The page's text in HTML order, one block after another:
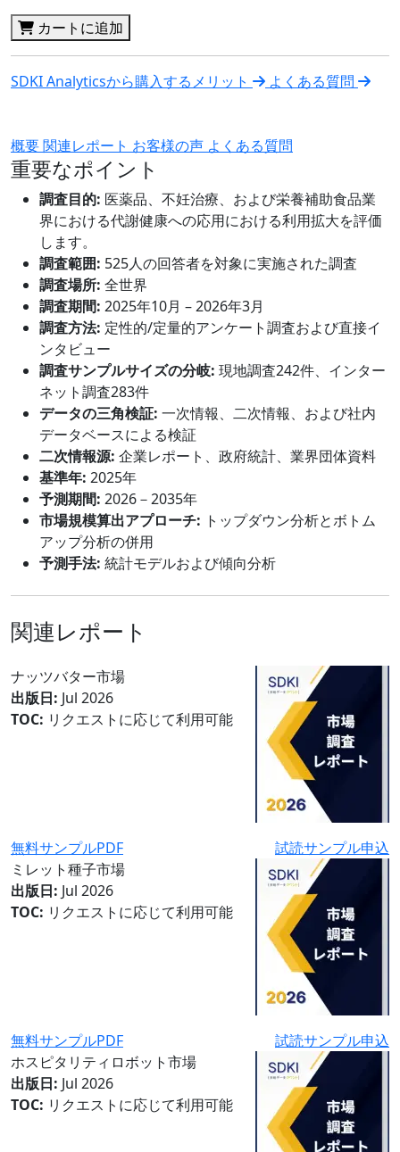
カートに追加
SDKI Analyticsから購入するメリット よくある質問
概要関連レポート お客様の声 よくある質問
重要なポイント
調査目的: 医薬品、不妊治療、および栄養補助食品業
界における代謝健康への応用における利用拡大を評価
します。
調査範囲: 525人の回答者を対象に実施された調査
調査場所: 全世界
調査期間: 2025年10月 – 2026年3月
調査方法: 定性的/定量的アンケート調査および直接イ
ンタビュー
調査サンプルサイズの分岐: 現地調査242件、インター
ネット調査283件
データの三角検証: 一次情報、二次情報、および社内
データベースによる検証
二次情報源: 企業レポート、政府統計、業界団体資料
基準年: 2025年
予測期間: 2026－2035年
市場規模算出アプローチ: トップダウン分析とボトム
アップ分析の併用
予測手法: 統計モデルおよび傾向分析
関連レポート
ナッツバター市場
出版日: Jul 2026
TOC: リクエストに応じて利用可能
無料サンプルPDF
試読サンプル申込
ミレット種子市場
出版日: Jul 2026
TOC: リクエストに応じて利用可能
無料サンプルPDF
試読サンプル申込
ホスピタリティロボット市場
出版日: Jul 2026
TOC: リクエストに応じて利用可能